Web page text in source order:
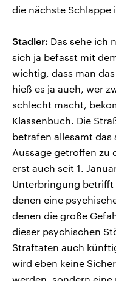
die nächste Schlappe
Stadler: Das sehe ich
sich ja befasst mit
wichtig, dass man
hieß es ja auch, wer
schlecht macht,
Klassenbuch. Die
betrafen allesamt das
Aussage getroffen zu
erst auch seit 1.
Unterbringung betrifft
denen eine
denen die große
dieser psychischen
Straftaten auch
wird eben keine